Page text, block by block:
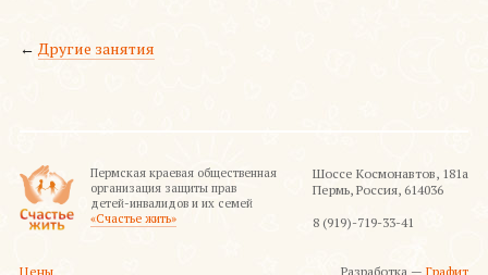
←Другие занятия
Пермская краевая общественная
организация защиты прав
детей-инвалидов и их семей
«Счастье жить»
Шоссе Космонавтов, 181а
Пермь, Россия, 614036
8 (919)-719-33-41
Цены Разработка —Графит